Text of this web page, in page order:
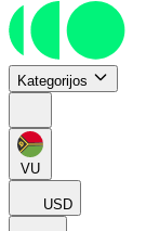
Kategorijos
VU
USD